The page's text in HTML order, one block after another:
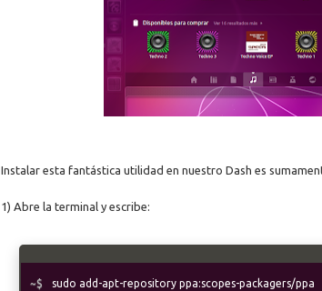
Instalar esta fantástica utilidad en nuestro Dash es
1) Abre la terminal y escribe:
sudo add-apt-repository ppa:scopes-packagers/ppa